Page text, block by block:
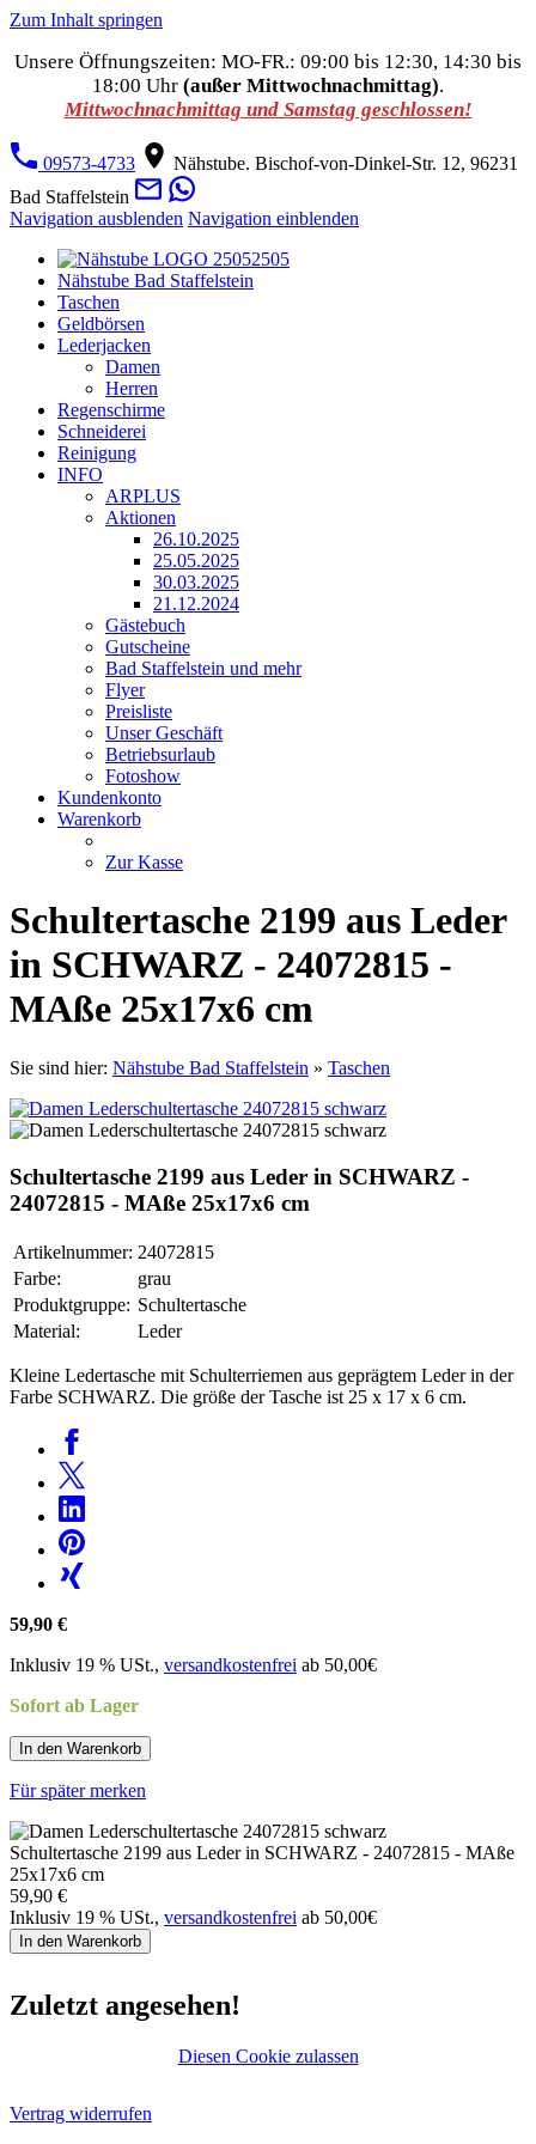
Zum Inhalt springen
Unsere Öffnungszeiten: MO-FR.: 09:00 bis 12:30, 14:30 bis
18:00 Uhr (außer Mittwochnachmittag).
Mittwochnachmittag und Samstag geschlossen!
09573-4733
Nähstube. Bischof-von-Dinkel-Str. 12, 96231
Bad Staffelstein
Navigation ausblenden Navigation einblenden
Nähstube Bad Staffelstein
Taschen
Geldbörsen
Lederjacken
Damen
Herren
Regenschirme
Schneiderei
Reinigung
INFO
ARPLUS
Aktionen
26.10.2025
25.05.2025
30.03.2025
21.12.2024
Gästebuch
Gutscheine
Bad Staffelstein und mehr
Flyer
Preisliste
Unser Geschäft
Betriebsurlaub
Fotoshow
Kundenkonto
Warenkorb
Zur Kasse
Schultertasche 2199 aus Leder
in SCHWARZ - 24072815 -
MAße 25x17x6 cm
Sie sind hier: Nähstube Bad Staffelstein » Taschen
Schultertasche 2199 aus Leder in SCHWARZ -
24072815 - MAße 25x17x6 cm
Artikelnummer: 24072815
Farbe:
grau
Produktgruppe: Schultertasche
Material:
Leder
Kleine Ledertasche mit Schulterriemen aus geprägtem Leder in der
Farbe SCHWARZ. Die größe der Tasche ist 25 x 17 x 6 cm.
59,90 €
Inklusiv 19 % USt., versandkostenfrei ab 50,00€
Sofort ab Lager
In den Warenkorb
Für später merken
Schultertasche 2199 aus Leder in SCHWARZ - 24072815 - MAße
25x17x6 cm
59,90 €
Inklusiv 19 % USt., versandkostenfrei ab 50,00€
In den Warenkorb
Zuletzt angesehen!
Diesen Cookie zulassen
Vertrag widerrufen